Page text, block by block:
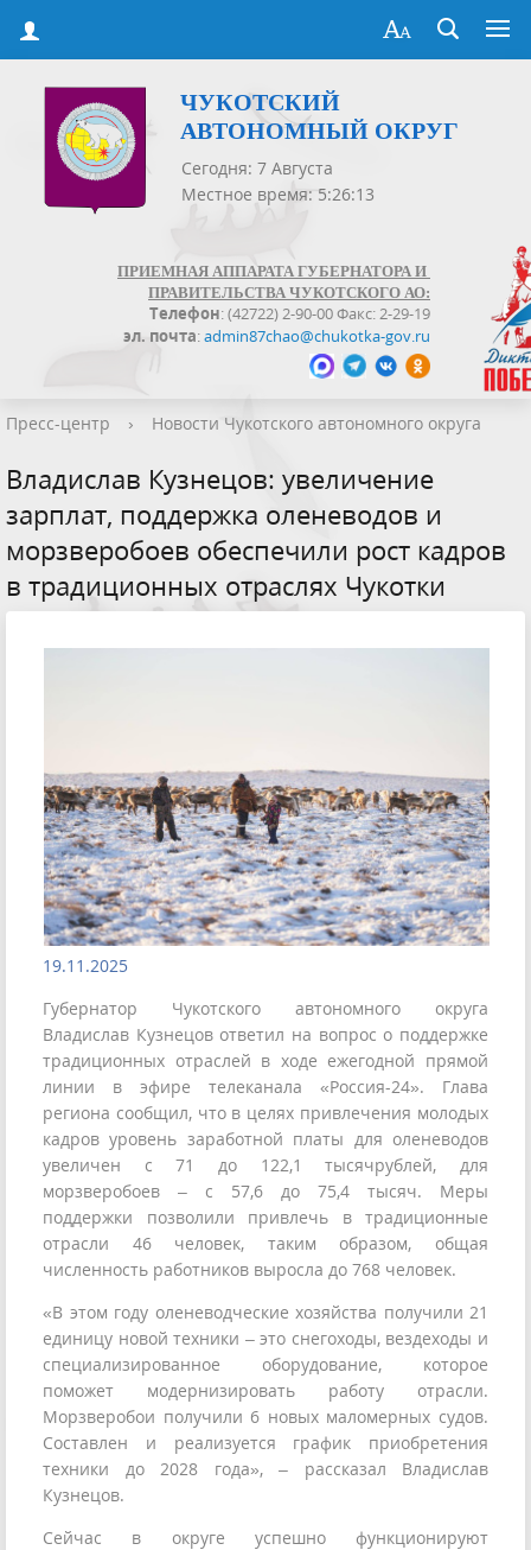
ЧУКОТСКИЙ
АВТОНОМНЫЙ ОКРУГ
Сегодня: 7 Августа
Местное время: 5:26:14
ПРИЕМНАЯ АППАРАТА ГУБЕРНАТОРА И
ПРАВИТЕЛЬСТВА ЧУКОТСКОГО АО:
Телефон: (42722) 2-90-00 Факс: 2-29-19
эл. почта:admin87chao@chukotka-gov.ru
Пресс-центр › Новости Чукотского автономного округа
Владислав Кузнецов: увеличение
зарплат, поддержка оленеводов и
морзверобоев обеспечили рост кадров
в традиционных отраслях Чукотки
19.11.2025
Губернатор Чукотского автономного округа
Владислав Кузнецов ответил на вопрос о поддержке
традиционных отраслей в ходе ежегодной прямой
линии в эфире телеканала «Россия-24». Глава
региона сообщил, что в целях привлечения молодых
кадров уровень заработной платы для оленеводов
увеличен с 71 до 122,1 тысячрублей, для
морзверобоев – с 57,6 до 75,4 тысяч. Меры
поддержки позволили привлечь в традиционные
отрасли 46 человек, таким образом, общая
численность работников выросла до 768 человек.
«В этом году оленеводческие хозяйства получили 21
единицу новой техники – это снегоходы, вездеходы и
специализированное оборудование, которое
поможет модернизировать работу отрасли.
Морзверобои получили 6 новых маломерных судов.
Составлен и реализуется график приобретения
техники до 2028 года», – рассказал Владислав
Кузнецов.
Сейчас в округе успешно функционируют